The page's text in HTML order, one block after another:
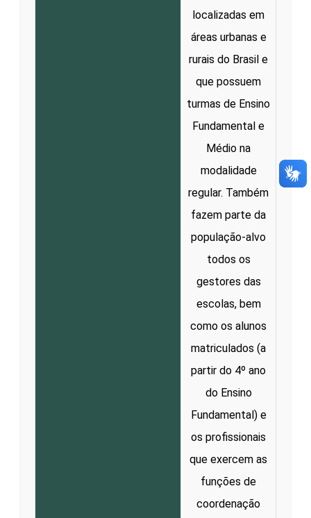
localizadas em
áreas urbanas e
rurais do Brasil e
que possuem
turmas de Ensino
Fundamental e
Médio na
modalidade
regular. Também
fazem parte da
população-alvo
todos os
gestores das
escolas, bem
como os alunos
matriculados (a
partir do 4º ano
do Ensino
Fundamental) e
os profissionais
que exercem as
funções de
coordenação